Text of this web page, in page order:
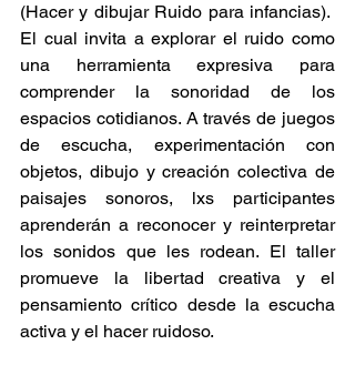
(Hacer y dibujar Ruido para infancias).
El cual invita a explorar el ruido como
una herramienta expresiva para
comprender la sonoridad de los
espacios cotidianos. A través de juegos
de escucha, experimentación con
objetos, dibujo y creación colectiva de
paisajes sonoros, lxs participantes
aprenderán a reconocer y reinterpretar
los sonidos que les rodean. El taller
promueve la libertad creativa y el
pensamiento crítico desde la escucha
activa y el hacer ruidoso.